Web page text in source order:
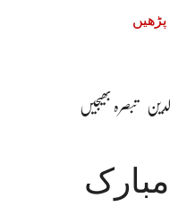
پڑھیں
تبصرہ بھیجیں